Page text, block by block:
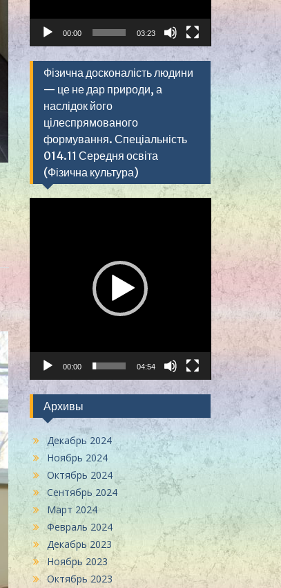
00:00 03:23
Фізична досконалість людини
— це не дар природи, а
наслідок його
цілеспрямованого
формування. Спеціальність
014.11 Середня освіта
(Фізична культура)
Видеоплеер
00:00 04:54
Архивы
Декабрь 2024
Ноябрь 2024
Октябрь 2024
Сентябрь 2024
Март 2024
Февраль 2024
Декабрь 2023
Ноябрь 2023
Октябрь 2023